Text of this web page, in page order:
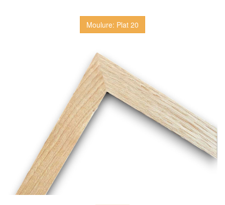
Moulure: Plat 20